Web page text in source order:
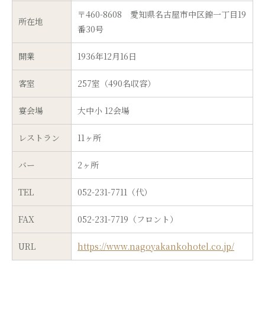
所在地
〒460-8608 愛知県名古屋市中区錦一丁目19
番30号
開業 1936年12月16日
客室 257室（490名収容）
宴会場 大中小 12会場
レストラン 11ヶ所
バー 2ヶ所
TEL 052-231-7711（代）
FAX 052-231-7719（フロント）
URL https://www.nagoyakankohotel.co.jp/